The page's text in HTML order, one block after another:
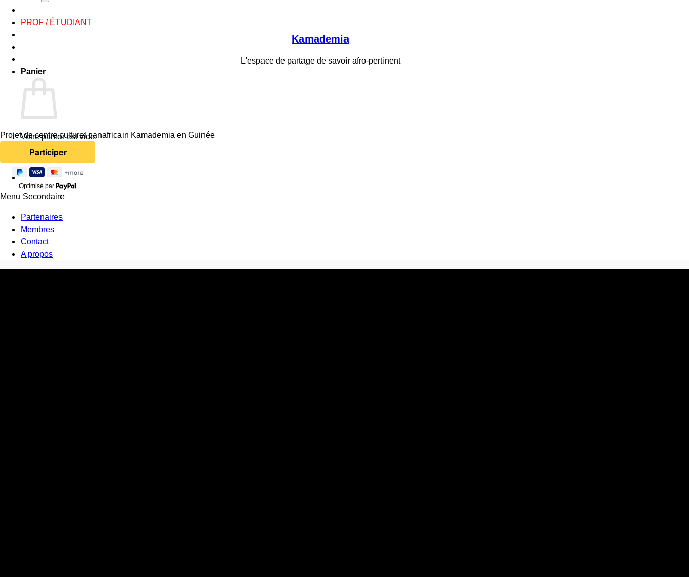
PROF / ÉTUDIANT
Panier
Votre panier est vide.
Retour à la boutique
Kamademia
L'espace de partage de savoir afro-pertinent
Projet de centre culturel panafricain Kamademia en Guinée
Optimisé par
Menu Secondaire
Partenaires
Membres
Contact
A propos